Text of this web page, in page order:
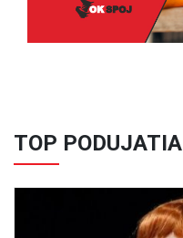
TOP PODUJATIA